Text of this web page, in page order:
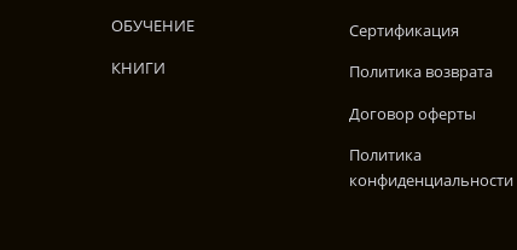
ОБУЧЕНИЕ
КНИГИ
Сертификация
Политика возврата
Договор оферты
Политика
конфиденциальности